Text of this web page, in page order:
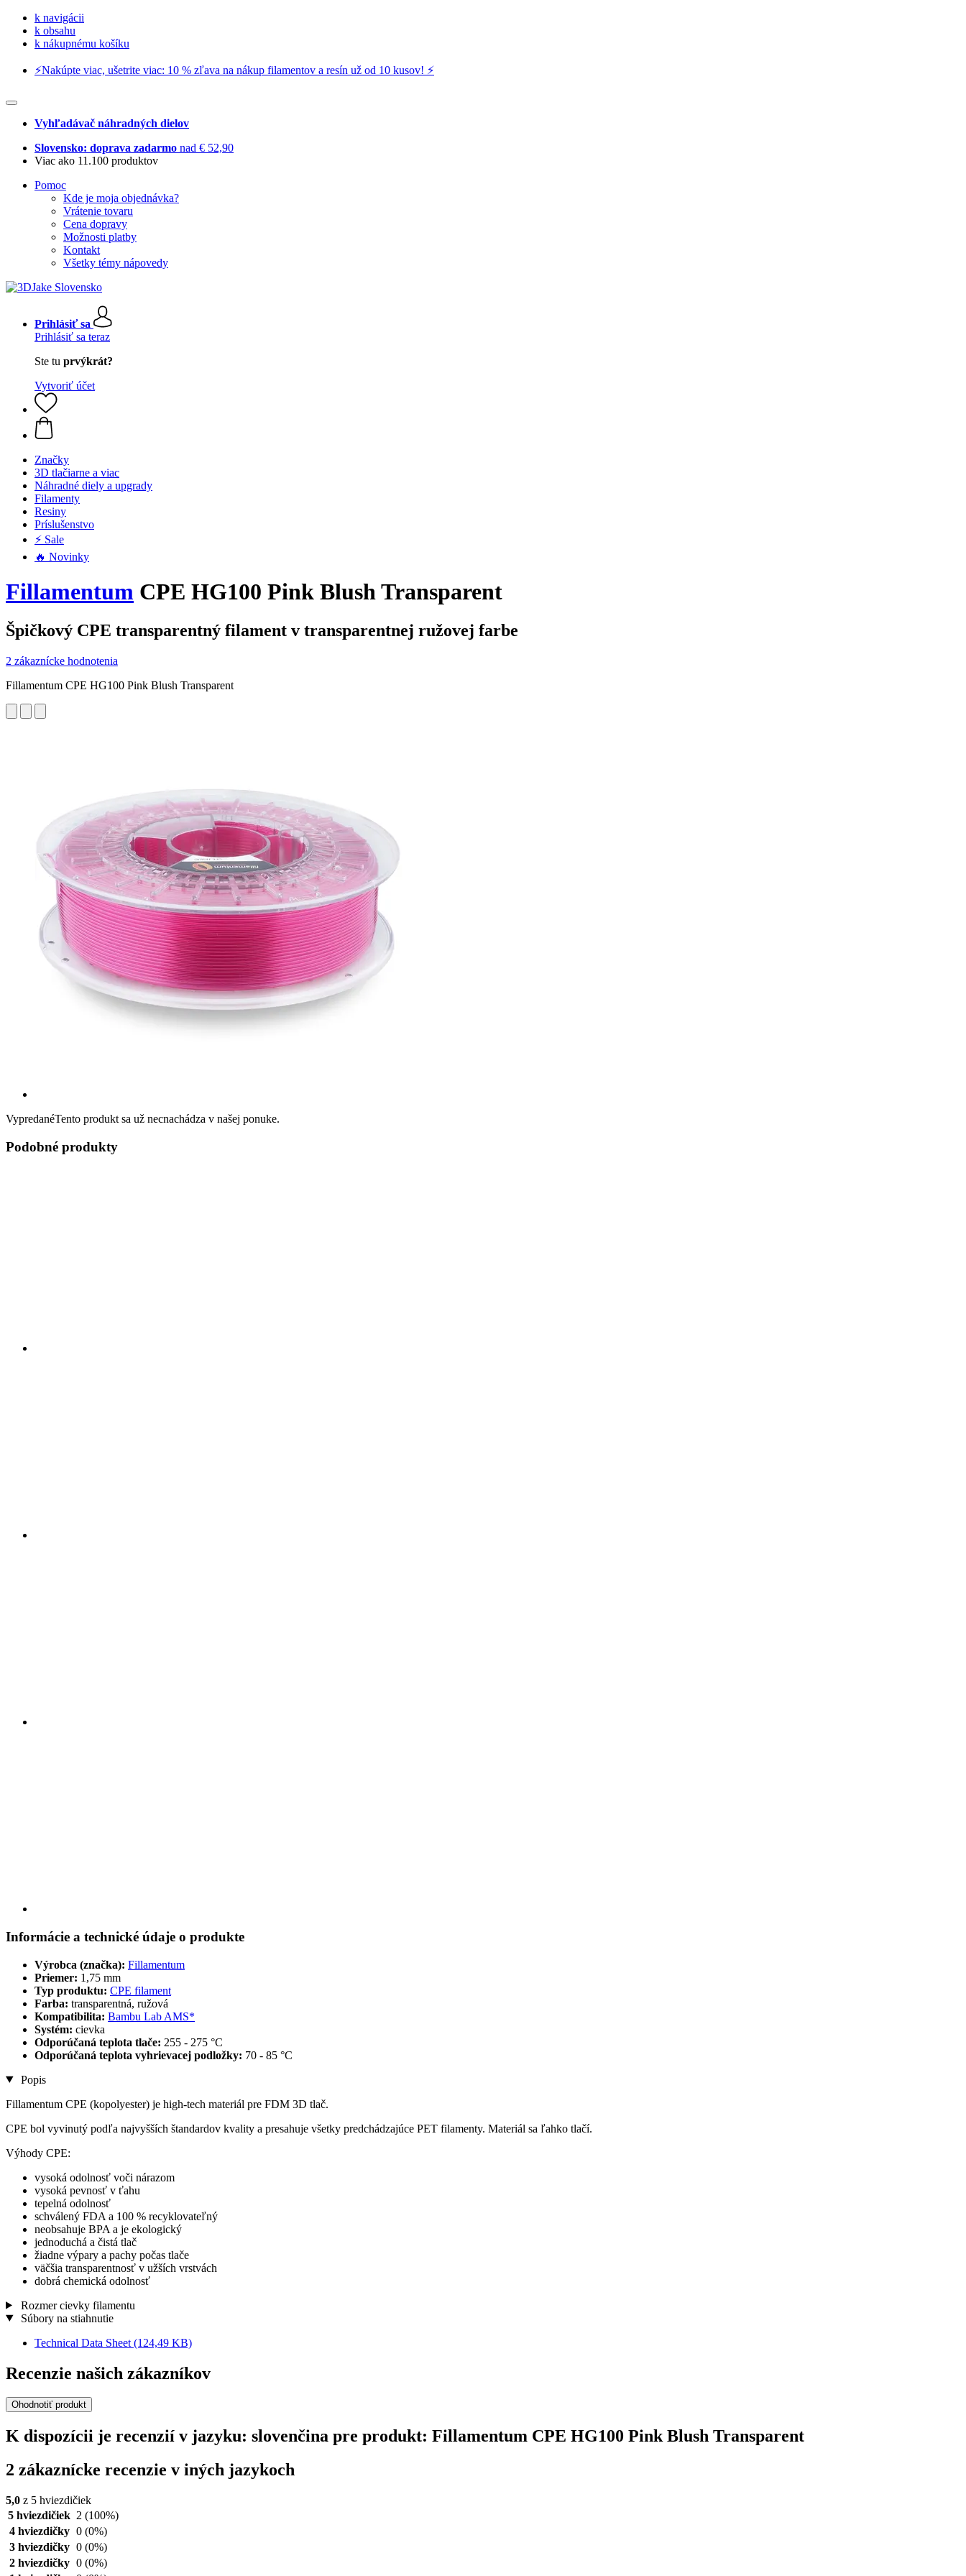
k navigácii
k obsahu
k nákupnému košíku
⚡️Nakúpte viac, ušetrite viac: 10 % zľava na nákup filamentov a resín už od 10 kusov! ⚡️
Vyhľadávač náhradných dielov
Slovensko: doprava zadarmo nad € 52,90
Viac ako 11.100 produktov
Pomoc
Kde je moja objednávka?
Vrátenie tovaru
Cena dopravy
Možnosti platby
Kontakt
Všetky témy nápovedy
Prihlásiť sa
Prihlásiť sa teraz
Ste tu prvýkrát?
Vytvoriť účet
Značky
3D tlačiarne a viac
Náhradné diely a upgrady
Filamenty
Resiny
Príslušenstvo
⚡ Sale
🔥 Novinky
Fillamentum CPE HG100 Pink Blush Transparent
Špičkový CPE transparentný filament v transparentnej ružovej farbe
2 zákaznícke hodnotenia
Fillamentum CPE HG100 Pink Blush Transparent
VypredanéTento produkt sa už necnachádza v našej ponuke.
Podobné produkty
Informácie a technické údaje o produkte
Výrobca (značka): Fillamentum
Priemer: 1,75 mm
Typ produktu: CPE filament
Farba: transparentná, ružová
Kompatibilita: Bambu Lab AMS*
Systém: cievka
Odporúčaná teplota tlače: 255 - 275 °C
Odporúčaná teplota vyhrievacej podložky: 70 - 85 °C
Popis
Fillamentum CPE (kopolyester) je high-tech materiál pre FDM 3D tlač.
CPE bol vyvinutý podľa najvyšších štandardov kvality a presahuje všetky predchádzajúce PET filamenty. Materiál sa ľahko tlačí.
Výhody CPE:
vysoká odolnosť voči nárazom
vysoká pevnosť v ťahu
tepelná odolnosť
schválený FDA a 100 % recyklovateľný
neobsahuje BPA a je ekologický
jednoduchá a čistá tlač
žiadne výpary a pachy počas tlače
väčšia transparentnosť v užších vrstvách
dobrá chemická odolnosť
Rozmer cievky filamentu
Súbory na stiahnutie
Technical Data Sheet (124,49 KB)
Recenzie našich zákazníkov
Ohodnotiť produkt
K dispozícii je recenzií v jazyku: slovenčina pre produkt: Fillamentum CPE HG100 Pink Blush Transparent
2 zákaznícke recenzie v iných jazykoch
5,0 z 5 hviezdičiek
5 hviezdičiek 2 (100%)
4 hviezdičky 0 (0%)
3 hviezdičky 0 (0%)
2 hviezdičky 0 (0%)